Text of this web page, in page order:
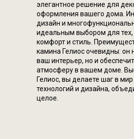
элегантное решение для
оформления вашего дома.
дизайн и
идеальным выбором для тех,
комфорт и стиль.
камина Гелиос очевидны: он
ваш интерьер, но и
атмосферу в вашем доме.
Гелиос, вы делаете шаг в
технологий и дизайна,
целое.